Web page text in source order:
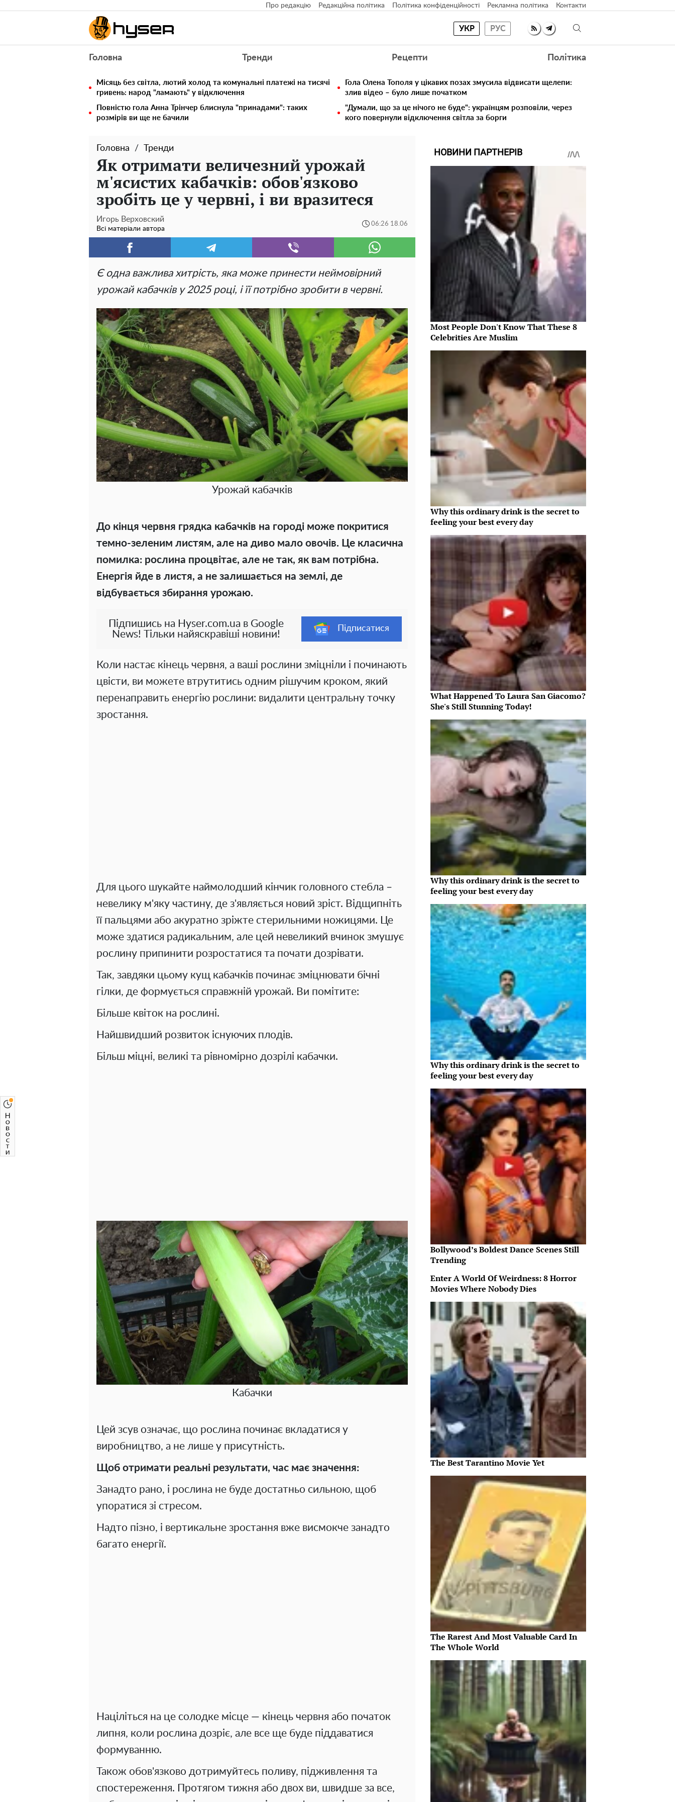
Про редакцію Редакційна політика Політика конфіденційності Рекламна політика Контакти
УКР РУС
Головна Тренди Рецепти Політика
Місяць без світла, лютий холод та комунальні платежі на тисячі
гривень: народ "ламають" у відключення
Гола Олена Тополя у цікавих позах змусила відвисати щелепи:
злив відео – було лише початком
Повністю гола Анна Трінчер блиснула "принадами": таких
розмірів ви ще не бачили
"Думали, що за це нічого не буде": українцям розповіли, через
кого повернули відключення світла за борги
Головна Тренди
Як отримати величезний урожай
м'ясистих кабачків: обов'язково
зробіть це у червні, і ви вразитеся
Игорь Верховский
Всі матеріали автора
06:26 18.06
Є одна важлива хитрість, яка може принести неймовірний
урожай кабачків у 2025 році, і її потрібно зробити в червні.
Урожай кабачків
До кінця червня грядка кабачків на городі може покритися
темно-зеленим листям, але на диво мало овочів. Це класична
помилка: рослина процвітає, але не так, як вам потрібна.
Енергія йде в листя, а не залишається на землі, де
відбувається збирання урожаю.
Підпишись на Hyser.com.ua в Google
News! Тільки найяскравіші новини!
Підписатися
Коли настає кінець червня, а ваші рослини зміцніли і починають
цвісти, ви можете втрутитись одним рішучим кроком, який
перенаправить енергію рослини: видалити центральну точку
зростання.
Для цього шукайте наймолодший кінчик головного стебла –
невелику м'яку частину, де з'являється новий зріст. Відщипніть
її пальцями або акуратно зріжте стерильними ножицями. Це
може здатися радикальним, але цей невеликий вчинок змушує
рослину припинити розростатися та почати дозрівати.
Так, завдяки цьому кущ кабачків починає зміцнювати бічні
гілки, де формується справжній урожай. Ви помітите:
Більше квіток на рослині.
Найшвидший розвиток існуючих плодів.
Більш міцні, великі та рівномірно дозрілі кабачки.
Кабачки
Цей зсув означає, що рослина починає вкладатися у
виробництво, а не лише у присутність.
Щоб отримати реальні результати, час має значення:
Занадто рано, і рослина не буде достатньо сильною, щоб
упоратися зі стресом.
Надто пізно, і вертикальне зростання вже висмокче занадто
багато енергії.
Націліться на це солодке місце — кінець червня або початок
липня, коли рослина дозріє, але все ще буде піддаватися
формуванню.
Також обов'язково дотримуйтесь поливу, підживлення та
спостереження. Протягом тижня або двох ви, швидше за все,
НОВИНИ ПАРТНЕРІВ
Most People Don't Know That These 8
Celebrities Are Muslim
Why this ordinary drink is the secret to
feeling your best every day
What Happened To Laura San Giacomo?
She's Still Stunning Today!
Why this ordinary drink is the secret to
feeling your best every day
Why this ordinary drink is the secret to
feeling your best every day
Bollywood’s Boldest Dance Scenes Still
Trending
Enter A World Of Weirdness: 8 Horror
Movies Where Nobody Dies
The Best Tarantino Movie Yet
The Rarest And Most Valuable Card In
The Whole World